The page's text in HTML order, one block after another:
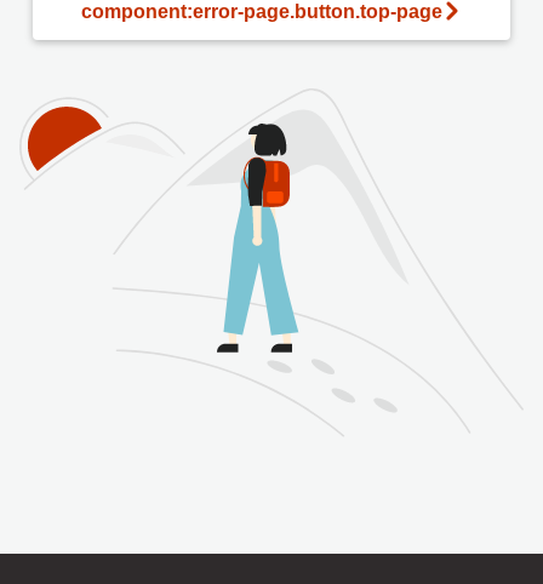
component:error-page.button.top-page